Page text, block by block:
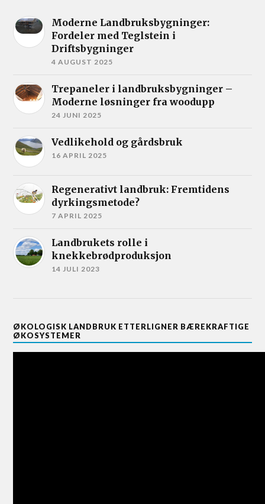
Moderne Landbruksbygninger:
Fordeler med Teglstein i
Driftsbygninger
4 AUGUST 2025
Trepaneler i landbruksbygninger –
Moderne løsninger fra woodupp
24 JUNI 2025
Vedlikehold og gårdsbruk
16 APRIL 2025
Regenerativt landbruk: Fremtidens
dyrkingsmetode?
7 APRIL 2025
Landbrukets rolle i
knekkebrødproduksjon
14 JULI 2023
ØKOLOGISK LANDBRUK ETTERLIGNER BÆREKRAFTIGE
ØKOSYSTEMER